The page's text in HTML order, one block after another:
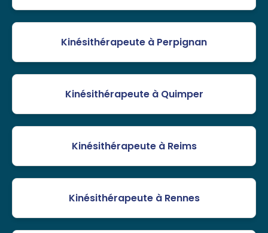
Kinésithérapeute à Perpignan
Kinésithérapeute à Quimper
Kinésithérapeute à Reims
Kinésithérapeute à Rennes